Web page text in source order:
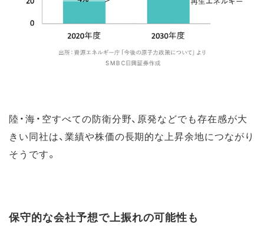
陸・海・空すべての防衛分野、原発などでも存在感が大
きい同社は、業績や株価の長期的な上昇余地につながり
そうです。
保守的な会社予想で上振れの可能性も